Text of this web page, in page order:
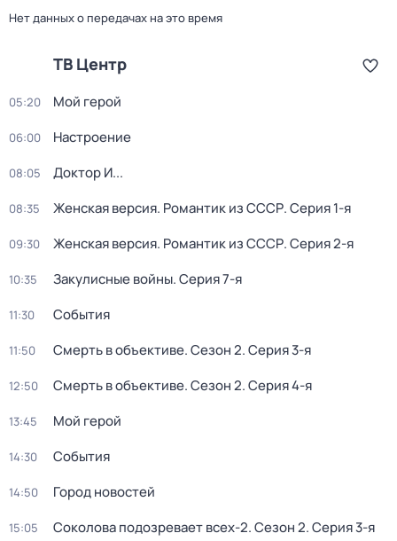
Нет данных о передачах на это время
ТВ Центр
05:20 Мой герой
06:00 Настроение
08:05 Доктор И...
08:35 Женская версия. Романтик из СССР. Серия 1-я
09:30 Женская версия. Романтик из СССР. Серия 2-я
10:35 Закулисные войны. Серия 7-я
11:30 События
11:50 Смерть в объективе. Сезон 2. Серия 3-я
12:50 Смерть в объективе. Сезон 2. Серия 4-я
13:45 Мой герой
14:30 События
14:50 Город новостей
15:05 Соколова подозревает всех-2. Сезон 2. Серия 3-я